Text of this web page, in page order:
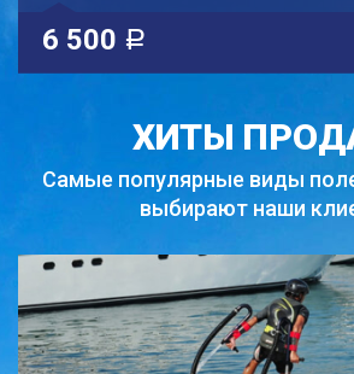
6 500 a
ХИТЫ
Самые популярные виды
выбирают наши